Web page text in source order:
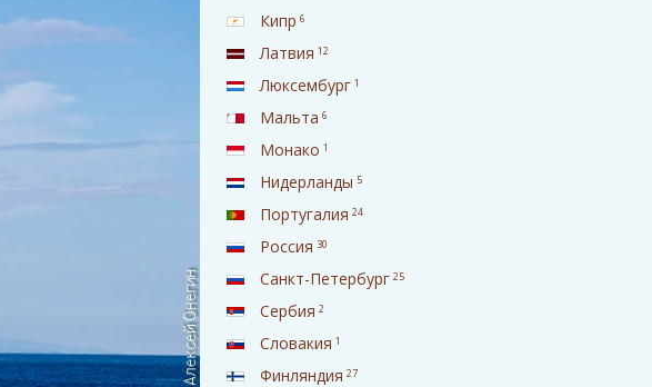
Кипр 6
Латвия 12
Люксембург 1
Мальта 6
Монако 1
Нидерланды 5
Португалия 24
Россия 30
Санкт-Петербург 25
Сербия 2
Словакия 1
Финляндия 27